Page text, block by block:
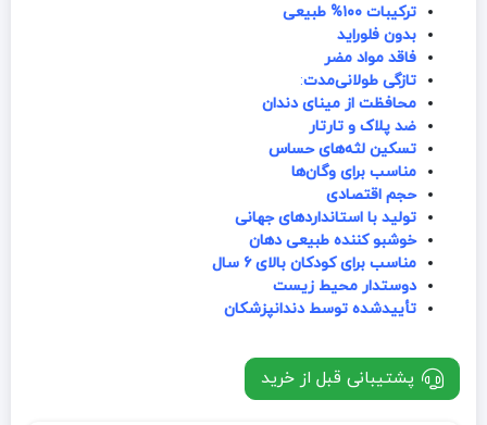
ترکیبات ۱۰۰% طبیعی
بدون فلوراید
فاقد مواد مضر
تازگی طولانی‌مدت:
محافظت از مینای دندان
ضد پلاک و تارتار
تسکین لثه‌های حساس
مناسب برای وگان‌ها
حجم اقتصادی
تولید با استانداردهای جهانی
خوشبو کننده طبیعی دهان
مناسب برای کودکان بالای ۶ سال
دوستدار محیط زیست
تأییدشده توسط دندانپزشکان
پشتیبانی قبل از خرید